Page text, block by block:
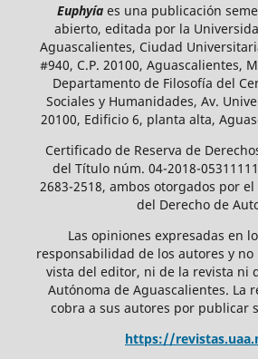
Euphyía es una publicación
abierto, editada por la
Aguascalientes, Ciudad
#940, C.P. 20100, Aguascalientes,
Departamento de Filosofía del
Sociales y Humanidades, Av.
20100, Edificio 6, planta alta,
Certificado de Reserva de
del Título núm. 04-2018-
2683-2518, ambos otorgados por
del Derecho de
Las opiniones expresadas en
responsabilidad de los autores y
vista del editor, ni de la revista ni
Autónoma de Aguascalientes. La
cobra a sus autores por publicar
https://